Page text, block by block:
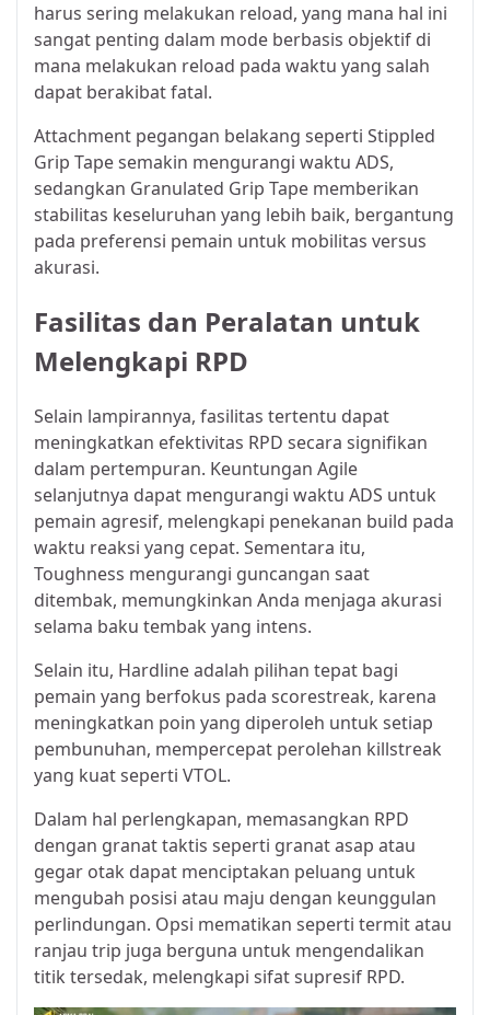
harus sering melakukan reload, yang mana hal ini
sangat penting dalam mode berbasis objektif di
mana melakukan reload pada waktu yang salah
dapat berakibat fatal.
Attachment pegangan belakang seperti Stippled
Grip Tape semakin mengurangi waktu ADS,
sedangkan Granulated Grip Tape memberikan
stabilitas keseluruhan yang lebih baik, bergantung
pada preferensi pemain untuk mobilitas versus
akurasi.
Fasilitas dan Peralatan untuk
Melengkapi RPD
Selain lampirannya, fasilitas tertentu dapat
meningkatkan efektivitas RPD secara signifikan
dalam pertempuran. Keuntungan Agile
selanjutnya dapat mengurangi waktu ADS untuk
pemain agresif, melengkapi penekanan build pada
waktu reaksi yang cepat. Sementara itu,
Toughness mengurangi guncangan saat
ditembak, memungkinkan Anda menjaga akurasi
selama baku tembak yang intens.
Selain itu, Hardline adalah pilihan tepat bagi
pemain yang berfokus pada scorestreak, karena
meningkatkan poin yang diperoleh untuk setiap
pembunuhan, mempercepat perolehan killstreak
yang kuat seperti VTOL.
Dalam hal perlengkapan, memasangkan RPD
dengan granat taktis seperti granat asap atau
gegar otak dapat menciptakan peluang untuk
mengubah posisi atau maju dengan keunggulan
perlindungan. Opsi mematikan seperti termit atau
ranjau trip juga berguna untuk mengendalikan
titik tersedak, melengkapi sifat supresif RPD.